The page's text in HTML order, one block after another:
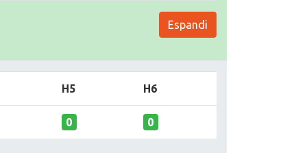
Espandi
H5 H6
0 0